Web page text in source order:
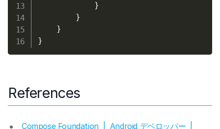
}
}
}
}
References
Compose Foundation | Android デベロッパー |